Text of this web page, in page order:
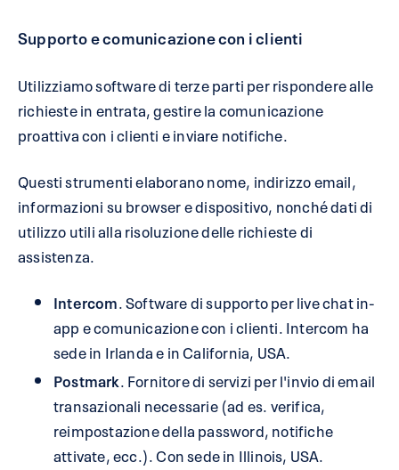
Supporto e comunicazione con i clienti
Utilizziamo software di terze parti per rispondere alle
richieste in entrata, gestire la comunicazione
proattiva con i clienti e inviare notifiche.
Questi strumenti elaborano nome, indirizzo email,
informazioni su browser e dispositivo, nonché dati di
utilizzo utili alla risoluzione delle richieste di
assistenza.
Intercom. Software di supporto per live chat in-
app e comunicazione con i clienti. Intercom ha
sede in Irlanda e in California, USA.
Postmark. Fornitore di servizi per l'invio di email
transazionali necessarie (ad es. verifica,
reimpostazione della password, notifiche
attivate, ecc.). Con sede in Illinois, USA.